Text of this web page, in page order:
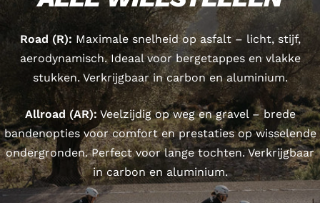
Road (R): Maximale snelheid op asfalt – licht, stijf,
aerodynamisch. Ideaal voor bergetappes en vlakke
stukken. Verkrijgbaar in carbon en aluminium.
Allroad (AR): Veelzijdig op weg en gravel – brede
bandenopties voor comfort en prestaties op wisselende
ondergronden. Perfect voor lange tochten. Verkrijgbaar
in carbon en aluminium.